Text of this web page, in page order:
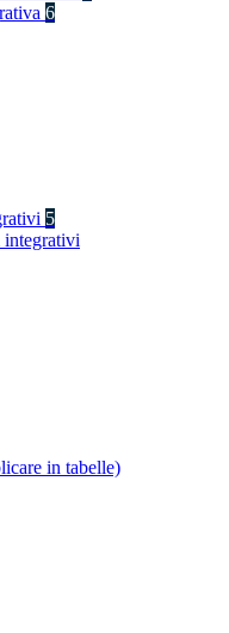
6
5
integrativi
in tabelle)